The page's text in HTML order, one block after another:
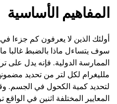
المفاهيم الأساسية
أولئك الذين لا يعرفون كم جزءا
سوف يتساءل ماذا بالضبط غالبا
الممارسة الدولية. فإنه يدل
ملليغرام لكل لتر من تحديد
لتحديد كمية الكحول في الجسم.
المعايير المختلفة اثنين في الواقع